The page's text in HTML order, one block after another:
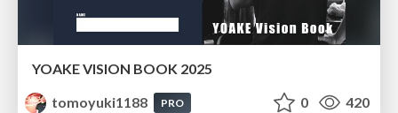
YOAKE VISION BOOK 2025
tomoyuki1188
PRO 0 420